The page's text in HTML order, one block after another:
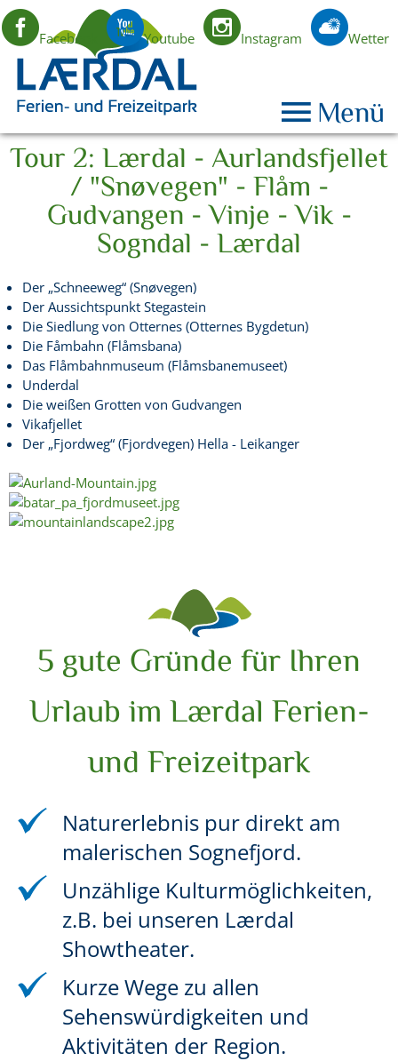
Facebook Youtube Instagram Wetter
Menü
Tour 2: Lærdal - Aurlandsfjellet
/ "Snøvegen" - Flåm -
Gudvangen - Vinje - Vik -
Sogndal - Lærdal
Der „Schneeweg“ (Snøvegen)
Der Aussichtspunkt Stegastein
Die Siedlung von Otternes (Otternes Bygdetun)
Die Fåmbahn (Flåmsbana)
Das Flåmbahnmuseum (Flåmsbanemuseet)
Underdal
Die weißen Grotten von Gudvangen
Vikafjellet
Der „Fjordweg“ (Fjordvegen) Hella - Leikanger
5 gute Gründe für Ihren
Urlaub im Lærdal Ferien-
und Freizeitpark
Naturerlebnis pur direkt am
malerischen Sognefjord.
Unzählige Kulturmöglichkeiten,
z.B. bei unseren Lærdal
Showtheater.
Kurze Wege zu allen
Sehenswürdigkeiten und
Aktivitäten der Region.